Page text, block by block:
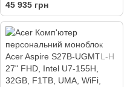
WiFi, кл+м, Lin
45 935 грн